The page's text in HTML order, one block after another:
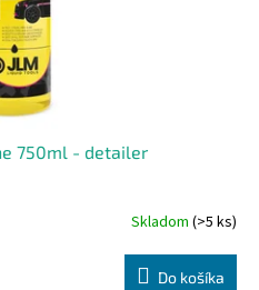
750ml - detailer
Skladom (>5 ks)
Do košíka